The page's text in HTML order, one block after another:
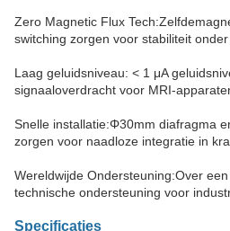
Zero Magnetic Flux
switching zorgen voor stabiliteit
Laag geluidsniveau: < 1 μA
signaaloverdracht voor MRI-
Snelle installatie:Φ30mm diafragma
zorgen voor naadloze integratie in
Wereldwijde Ondersteuning:Over
technische ondersteuning voor
Specificaties